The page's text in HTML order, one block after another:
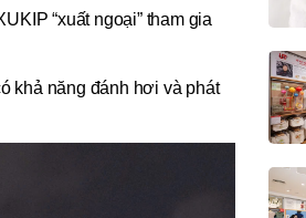
“xuất ngoại” tham gia
khả năng đánh hơi và phát